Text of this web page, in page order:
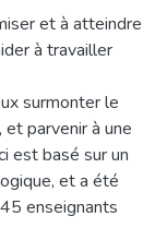
et à atteindre
à travailler
surmonter le
parvenir à une
est basé sur un
et a été
enseignants